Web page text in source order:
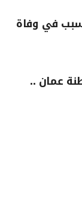
في وفاة
عمان ..